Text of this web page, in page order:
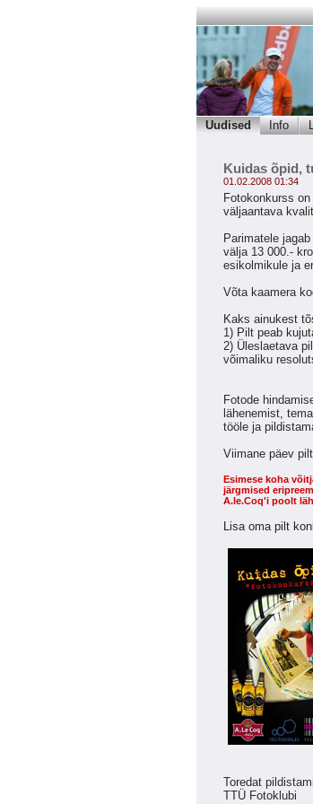
Uudised Info
Kuidas õpid,
01.02.2008 01:34
Fotokonkurss
väljaantava
Parimatele
välja 13 000.-
esikolmikule ja
Võta kaamera
Kaks ainukest
1) Pilt peab
2) Üleslaetava
võimaliku
Fotode
lähenemist,
tööle ja
Viimane päev
Esimese koha
järgmised
A.le.Coq'i poolt
Lisa oma pilt
Toredat
TTÜ Fotoklubi